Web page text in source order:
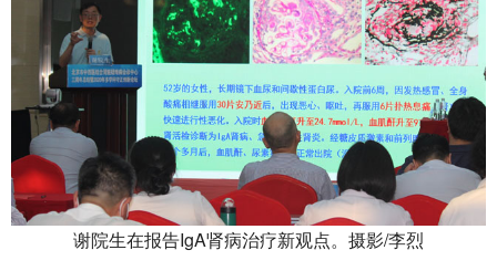
谢院生在报告IgA肾病治疗新观点。摄影/李烈